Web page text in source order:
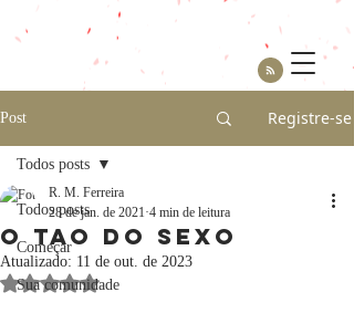
Post Registre-se
Todos posts
Começar
Sua comunidade
Todos posts
O Tao do sexo
R. M. Ferreira
28 de jan. de 2021 4 min de leitura
Atualizado: 11 de out. de 2023
Avaliado com NaN de 5 estrelas.